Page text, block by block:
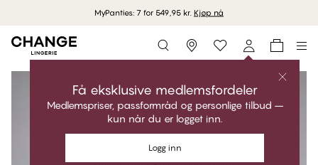
MyPanties: 7 for 549,95 kr. Kjøp nå
Storefinder
Få eksklusive medlemsfordeler
Medlemspriser, passformråd og personlige tilbud –
kun når du er logget inn.
Logg inn